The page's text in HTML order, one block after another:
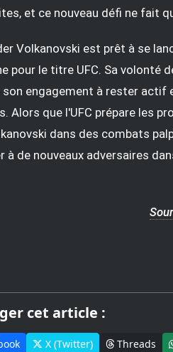
et ce nouveau défi ne fait
Volkanovski est prêt à se
pour le titre UFC. Sa volonté
engagement à rester actif
Alors que l'UFC prépare les
dans des combats
à de nouveaux adversaires
cet article :
X (Twitter) Threads